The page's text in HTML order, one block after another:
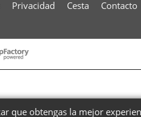
Privacidad Cesta Contacto
online store
eCommerce
que obtengas la mejor